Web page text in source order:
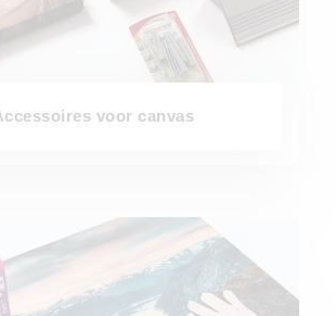
voor canvas